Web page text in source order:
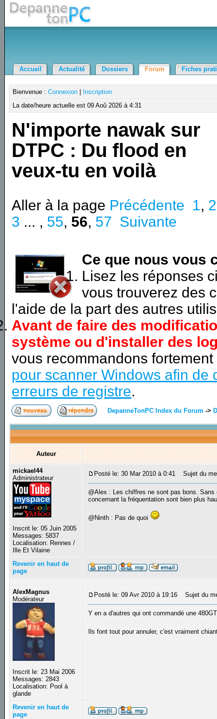
Accueil Actualité Dossiers Forum Fiches
Bienvenue :Connexion
Inscription
La date/heure actuelle est 09 Aoû 2026 à 4:31
N'importe nawak sur
DTPC : Du flood en
veux-tu en voilà
Aller à la page Précédente 1, 2
3 ... , 55, 56, 57 Suivante
Ce que nous vous
Lisez les réponses
vous trouverez des
l'aide de la part des autres
Avant de faire des
système ou d'installer des
vous recommandons
pour scanner Windows afin de
erreurs de registre.
DepanneTonPC Index du Forum ->
Auteur
mickael44
Administrateur
Inscrit le: 05 Juin 2005
Messages: 5837
Localisation: Rennes /
Ille Et Vilaine
Posté le: 30 Mar 2010 à 0:41 Sujet du
@Alex : Les chiffres ne sont pas bons.
concernant la fréquentation sont bien plus
@Ninth : Pas de quoi
Revenir en haut de
page
AlexMagnus
Modérateur
Inscrit le: 23 Mai 2006
Messages: 2843
Localisation: Pool à
glande
Posté le: 09 Avr 2010 à 19:16 Sujet du
Y en a d'autres qui ont commandé une
Ils font tout pour annuler, c'est vraiment
Revenir en haut de
page